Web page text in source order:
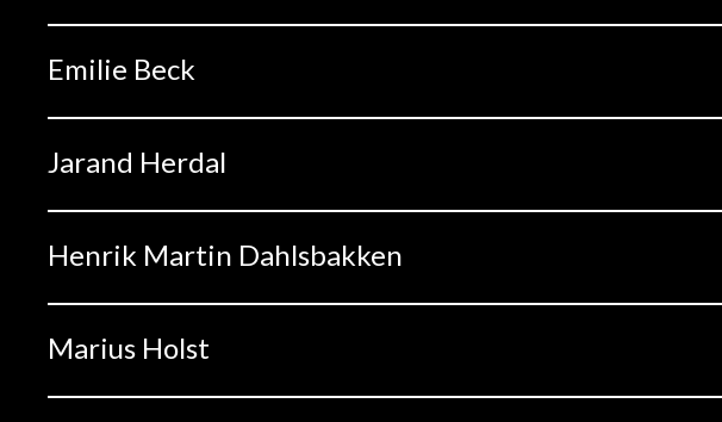
Emilie Beck
Jarand Herdal
Henrik Martin Dahlsbakken
Marius Holst